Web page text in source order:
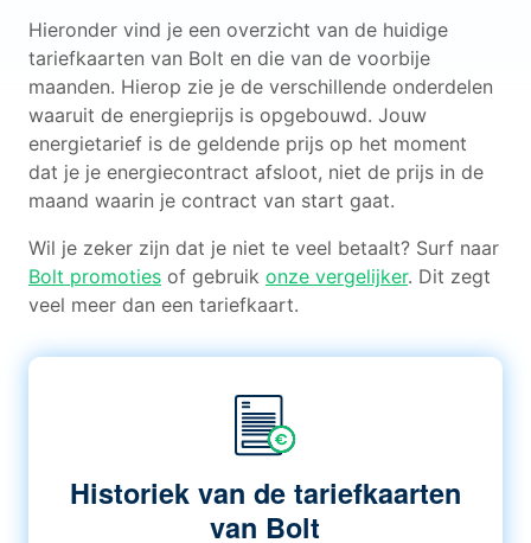
Hieronder vind je een overzicht van de huidige
tariefkaarten van Bolt en die van de voorbije
maanden. Hierop zie je de verschillende onderdelen
waaruit de energieprijs is opgebouwd. Jouw
energietarief is de geldende prijs op het moment
dat je je energiecontract afsloot, niet de prijs in de
maand waarin je contract van start gaat.
Wil je zeker zijn dat je niet te veel betaalt? Surf naar
Bolt promoties of gebruik onze vergelijker. Dit zegt
veel meer dan een tariefkaart.
Historiek van de tariefkaarten
van Bolt